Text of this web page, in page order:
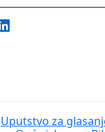
Uputstvo za